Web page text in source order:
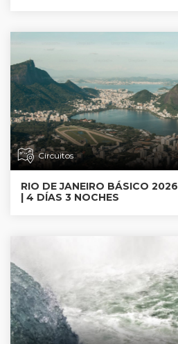
Circuitos
RIO DE JANEIRO BÁSICO 2026
| 4 DÍAS 3 NOCHES